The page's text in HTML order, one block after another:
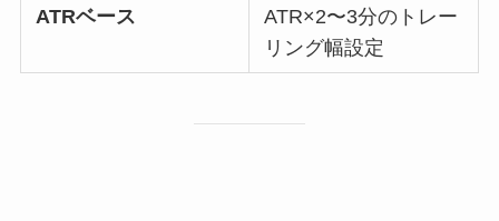
ATRベース
ATR×2〜3分のトレー
リング幅設定